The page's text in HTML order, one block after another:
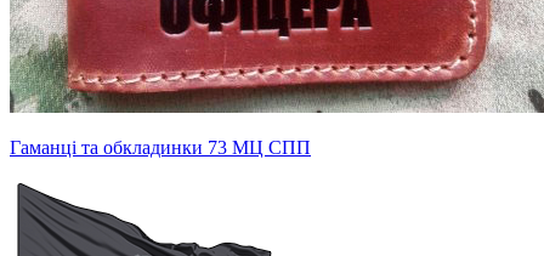
Гаманці та обкладинки 73 МЦ СПП